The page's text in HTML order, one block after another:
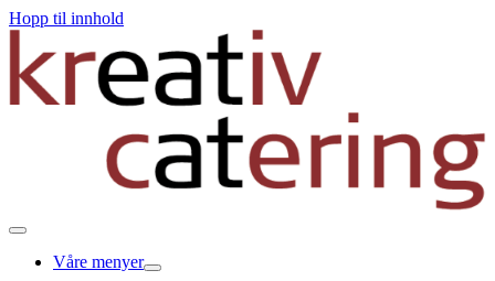
Hopp til innhold
Våre menyer